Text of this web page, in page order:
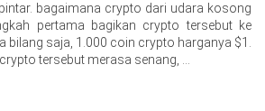
bagaimana crypto dari udara kosong
pertama bagikan crypto tersebut ke
bilang saja, 1.000 coin crypto harganya $1.
tersebut merasa senang, …